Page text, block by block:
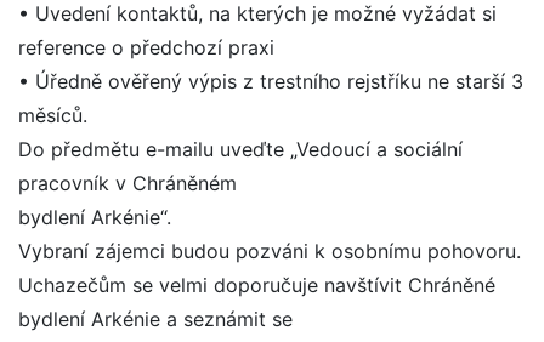
• Uvedení kontaktů, na kterých je možné vyžádat si
reference o předchozí praxi
• Úředně ověřený výpis z trestního rejstříku ne starší 3
měsíců.
Do předmětu e-mailu uveďte „Vedoucí a sociální
pracovník v Chráněném
bydlení Arkénie“.
Vybraní zájemci budou pozváni k osobnímu pohovoru.
Uchazečům se velmi doporučuje navštívit Chráněné
bydlení Arkénie a seznámit se